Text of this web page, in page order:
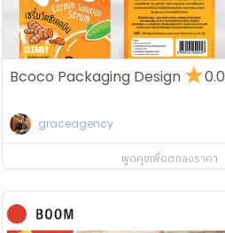
Bcoco Packaging Design
graceagency
0.0
พูดคุยเพื่อตกลงราคา